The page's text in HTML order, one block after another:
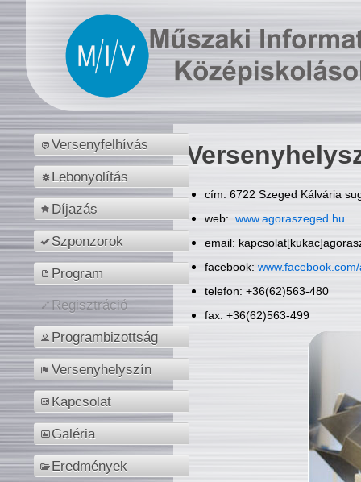
Versenyfelhívás
Lebonyolítás
Díjazás
Szponzorok
Program
Regisztráció
Programbizottság
Versenyhelyszín
Kapcsolat
Galéria
Eredmények
cím: 6722 Szeged Kálvária
web: www.agoraszeged.hu
email:
facebook:
telefon: +36(62)563-480
fax: +36(62)563-499